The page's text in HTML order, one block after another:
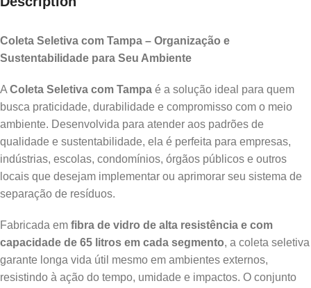
Coleta Seletiva com Tampa – Organização e
Sustentabilidade para Seu Ambiente
A Coleta Seletiva com Tampa é a solução ideal para quem
busca praticidade, durabilidade e compromisso com o meio
ambiente. Desenvolvida para atender aos padrões de
qualidade e sustentabilidade, ela é perfeita para empresas,
indústrias, escolas, condomínios, órgãos públicos e outros
locais que desejam implementar ou aprimorar seu sistema de
separação de resíduos.
Fabricada em fibra de vidro de alta resistência e com
capacidade de 65 litros em cada segmento, a coleta seletiva
garante longa vida útil mesmo em ambientes externos,
resistindo à ação do tempo, umidade e impactos. O conjunto